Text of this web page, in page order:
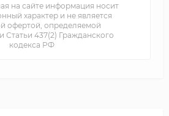
на сайте информация носит
характер и не является
офертой, определяемой
Статьи 437(2) Гражданского
кодекса РФ